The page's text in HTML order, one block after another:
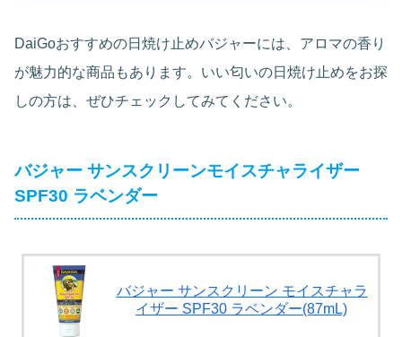
DaiGoおすすめの日焼け止めバジャーには、アロマの香り
が魅力的な商品もあります。いい匂いの日焼け止めをお探
しの方は、ぜひチェックしてみてください。
バジャー サンスクリーンモイスチャライザー
SPF30 ラベンダー
バジャー サンスクリーン モイスチャラ
イザー SPF30 ラベンダー(87mL)